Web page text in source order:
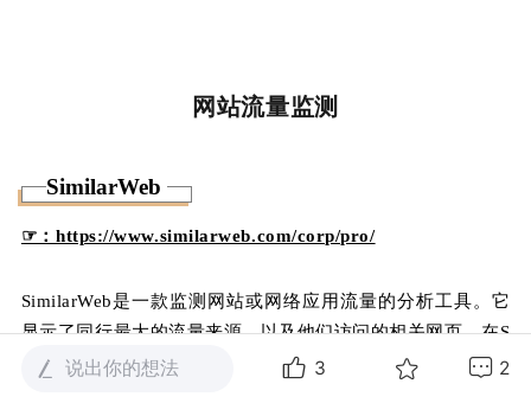
网站流量监测
SimilarWeb
☞： https://www.similarweb.com/corp/pro/
SimilarWeb是一款监测网站或网络应用流量的分析工具。它
显示了同行最大的流量来源，以及他们访问的相关网页，在S
imilarWeb上你还可以看到同行每个流量来源的表现情况。
说出你的想法 3 2